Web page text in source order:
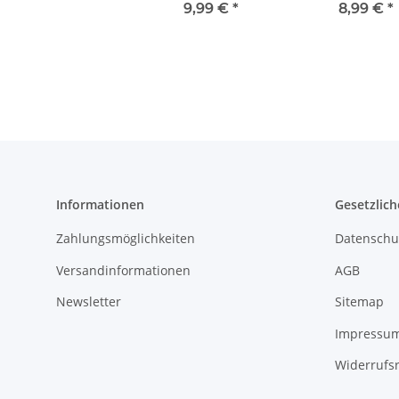
Lampen Leuchten
9,99 € *
verdrillt LIYV
8,99 € *
Informationen
Zahlungsmöglichkeiten
Versandinformationen
Newsletter
AGB
Sitemap